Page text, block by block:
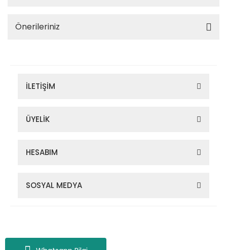
Önerileriniz
İLETİŞİM
ÜYELİK
HESABIM
SOSYAL MEDYA